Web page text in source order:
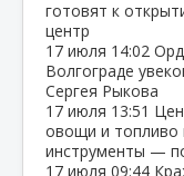
готовят к
центр
17 июля 14:02
Волгограде
Сергея Рыкова
17 июля 13:51
овощи и топливо
инструменты —
17 июля 09:44